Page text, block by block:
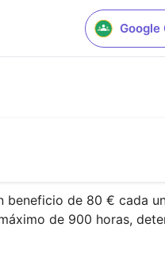
Google
de 80 € cada
de 900 horas,